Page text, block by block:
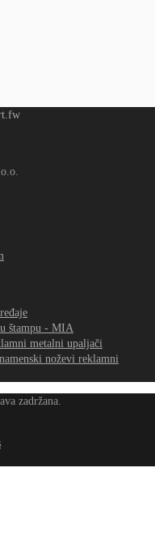
štampu - MIA
metalni upaljači
noževi reklamni
zadržana.